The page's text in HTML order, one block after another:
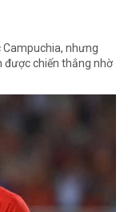
nhưng
được chiến thắng nhờ